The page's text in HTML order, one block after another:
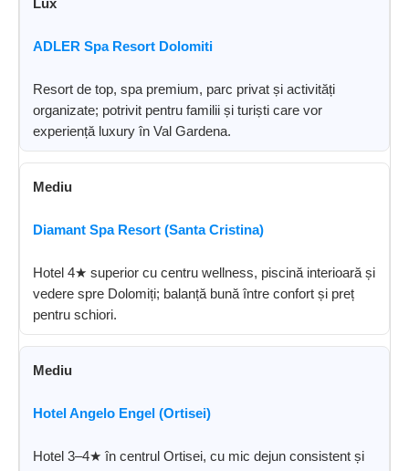
ADLER Spa Resort Dolomiti
Resort de top, spa premium, parc privat și activități
organizate; potrivit pentru familii și turiști care vor
experiență luxury în Val Gardena.
Mediu
Diamant Spa Resort (Santa Cristina)
Hotel 4★ superior cu centru wellness, piscină interioară și
vedere spre Dolomiți; balanță bună între confort și preț
pentru schiori.
Mediu
Hotel Angelo Engel (Ortisei)
Hotel 3–4★ în centrul Ortisei, cu mic dejun consistent și